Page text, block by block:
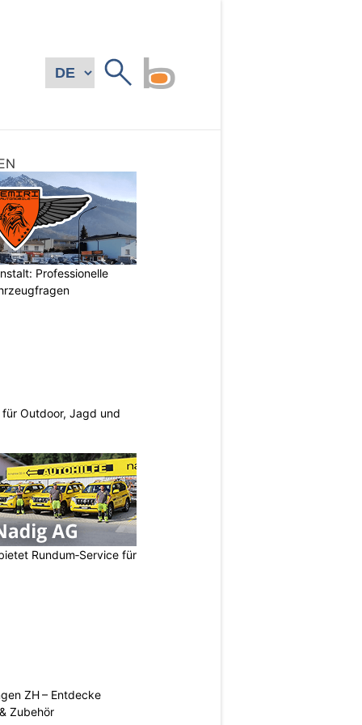
Professionelle
Outdoor, Jagd und
Rundum‑Service für
ZH – Entdecke
Zubehör